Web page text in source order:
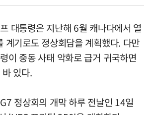
대통령은 지난해 6월 캐나다에서 열
계기로도 정상회담을 계획했다. 다만
이 중동 사태 악화로 급거 귀국하면
있다.
정상회의 개막 하루 전날인 14일